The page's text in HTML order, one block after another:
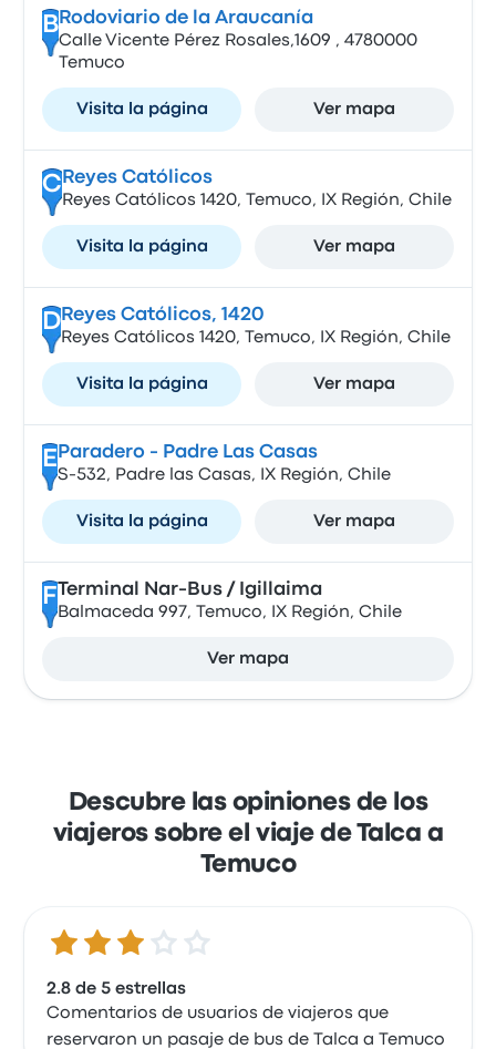
B Rodoviario de la Araucanía
Calle Vicente Pérez Rosales,1609 , 4780000
Temuco
Visita la página Ver mapa
CReyes Católicos
Reyes Católicos 1420, Temuco, IX Región, Chile
Visita la página Ver mapa
DReyes Católicos, 1420
Reyes Católicos 1420, Temuco, IX Región, Chile
Visita la página Ver mapa
E Paradero - Padre Las Casas
S-532, Padre las Casas, IX Región, Chile
Visita la página Ver mapa
F Terminal Nar-Bus / Igillaima
Balmaceda 997, Temuco, IX Región, Chile
Ver mapa
Descubre las opiniones de los
viajeros sobre el viaje de Talca a
Temuco
2.8 de 5 estrellas
2.8 de 5 estrellas
Comentarios de usuarios de viajeros que
reservaron un pasaje de bus de Talca a Temuco